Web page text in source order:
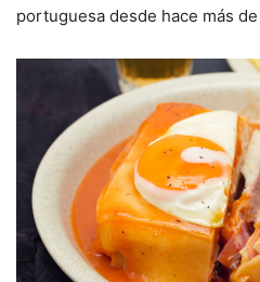
portuguesa desde hace más